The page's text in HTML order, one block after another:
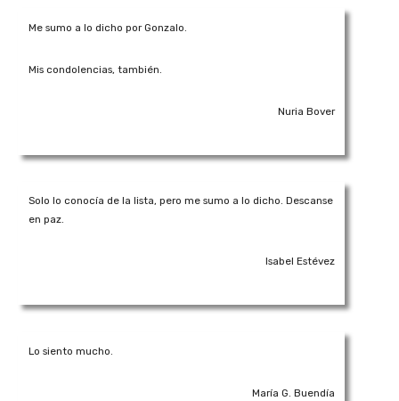
Me sumo a lo dicho por Gonzalo.
Mis condolencias, también.
Nuria Bover
Solo lo conocía de la lista, pero me sumo a lo dicho. Descanse
en paz.
Isabel Estévez
Lo siento mucho.
María G. Buendía